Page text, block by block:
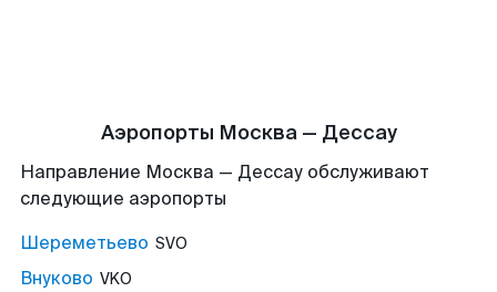
Аэропорты Москва — Дессау
Направление Москва — Дессау обслуживают
следующие аэропорты
Шереметьево SVO
Внуково VKO